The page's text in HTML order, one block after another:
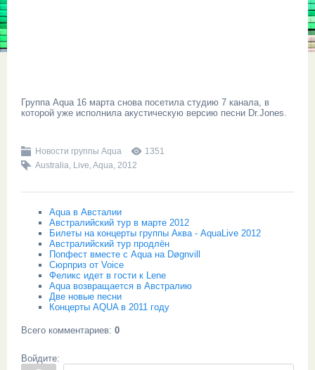
Группа Aqua 16 марта снова посетила студию 7 канала, в
которой уже исполнила акустическую версию песни Dr.Jones.
Новости группы Aqua
1351
Australia, Live,Aqua, 2012
Aqua в Австалии
Австралийский тур в марте 2012
Билеты на концерты группы Аква - AquaLive 2012
Австралийский тур продлён
Попфест вместе с Aqua на Døgnvill
Сюрприз от Voice
Феликс идет в гости к Lene
Aqua возвращается в Австралию
Две новые песни
Концерты AQUA в 2011 году
Всего комментариев: 0
Войдите: